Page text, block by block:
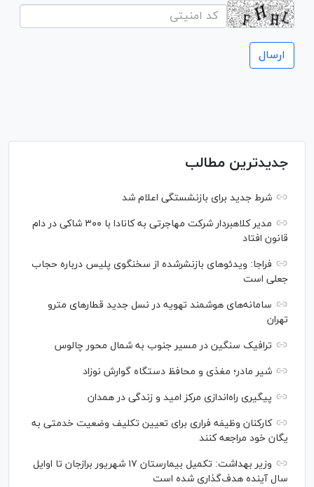
جدیدترین مطالب
شرط جدید برای بازنشستگی اعلام شد
مدیر کلاهبردار شرکت مهاجرتی به کانادا با ۳۰۰ شاکی در دام
قانون افتاد
فراجا: ویدئو‌های بازنشرشده از سخنگوی پلیس درباره حجاب
جعلی است
سامانه‌های هوشمند تهویه در نسل جدید قطار‌های مترو
تهران
ترافیک سنگین در مسیر جنوب به شمال محور چالوس
شیر مادر؛ مغذی و محافظ دستگاه گوارش نوزاد
پیگیری راه‌اندازی مرکز امید و زندگی در همدان
کارکنان وظیفه فراری برای تعیین تکلیف وضعیت خدمتی به
یگان خود مراجعه کنند
وزیر بهداشت: تکمیل بیمارستان ۱۷ شهریور برازجان تا اوایل
سال آینده هدف‌گذاری شده است